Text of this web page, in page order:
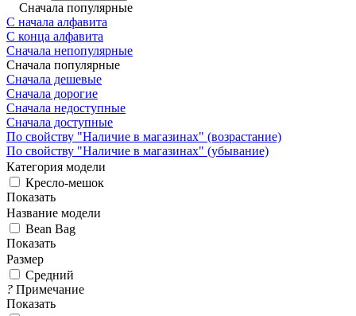
Сначала популярные
С начала алфавита
С конца алфавита
Сначала непопулярные
Сначала популярные
Сначала дешевые
Сначала дорогие
Сначала недоступные
Сначала доступные
По свойству "Наличие в магазинах" (возрастание)
По свойству "Наличие в магазинах" (убывание)
Категория модели
Кресло-мешок
Показать
Название модели
Bean Bag
Показать
Размер
Средний
? Примечание
Показать